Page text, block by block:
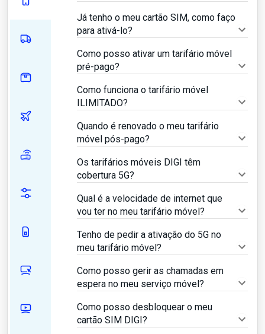
Já tenho o meu cartão SIM, como faço
para ativá-lo?
Como posso ativar um tarifário móvel
pré-pago?
Como funciona o tarifário móvel
ILIMITADO?
Quando é renovado o meu tarifário
móvel pós-pago?
Os tarifários móveis DIGI têm
cobertura 5G?
Qual é a velocidade de internet que
vou ter no meu tarifário móvel?
Tenho de pedir a ativação do 5G no
meu tarifário móvel?
Como posso gerir as chamadas em
espera no meu serviço móvel?
Como posso desbloquear o meu
cartão SIM DIGI?